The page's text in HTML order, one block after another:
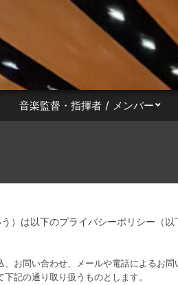
音楽監督・指揮者 / メンバー
）は以下のプライバシーポリシー（
お問い合わせ、メールや電話によるお
記の通り取り扱うものとします。